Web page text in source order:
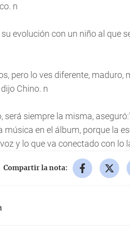
n
evolución con un niño al que
pero lo ves diferente, maduro,
Chino. n
será siempre la misma,
música en el álbum, porque la
y lo que va conectado con lo
Compartir la nota: